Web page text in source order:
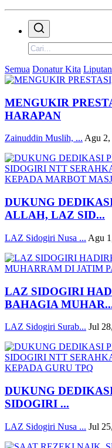
Semua Donatur Kita
MENGUKIR
HARAPAN
Zainuddin Muslih, ... Agu 2,
DUKUNG
ALLAH, LAZ SID...
LAZ Sidogiri Nusa ... Agu
LAZ SIDOGIRI
BAHAGIA
LAZ Sidogiri Surab... Jul
DUKUNG
SIDOGIRI ...
LAZ Sidogiri Nusa ... Jul